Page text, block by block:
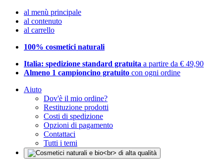
al menù principale
al contenuto
al carrello
100% cosmetici naturali
Italia: spedizione standard gratuita a partire da € 49,90
Almeno 1 campioncino gratuito con ogni ordine
Aiuto
Dov'è il mio ordine?
Restituzione prodotti
Costi di spedizione
Opzioni di pagamento
Contattaci
Tutti i temi